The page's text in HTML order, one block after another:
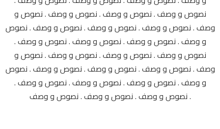
نصوص و وصف . نصوص و وصف . نصوص و وصف . نصوص و
وصف . نصوص و وصف . نصوص و وصف . نصوص و وصف . نصوص
و وصف . نصوص و وصف . نصوص و وصف . نصوص و وصف .
نصوص و وصف . نصوص و وصف . نصوص و وصف . نصوص و
وصف . نصوص و وصف . نصوص و وصف . نصوص و وصف . نصوص
و وصف . نصوص و وصف . نصوص و وصف . نصوص و وصف .
نصوص و وصف . نصوص و وصف . نصوص و وصف .